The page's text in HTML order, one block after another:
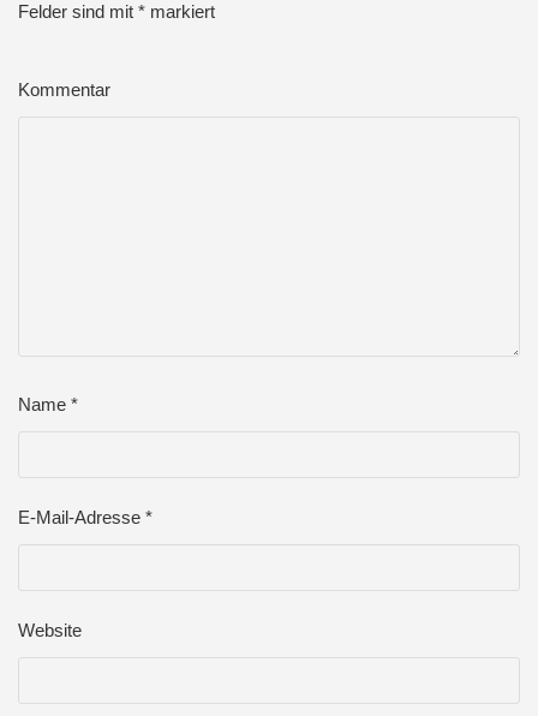
Felder sind mit * markiert
Kommentar
Name *
E-Mail-Adresse *
Website